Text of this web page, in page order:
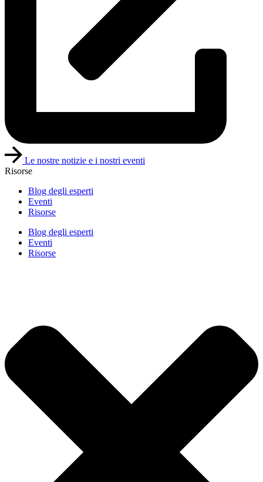
Le nostre notizie e i nostri eventi
Risorse
Blog degli esperti
Eventi
Risorse
Blog degli esperti
Eventi
Risorse